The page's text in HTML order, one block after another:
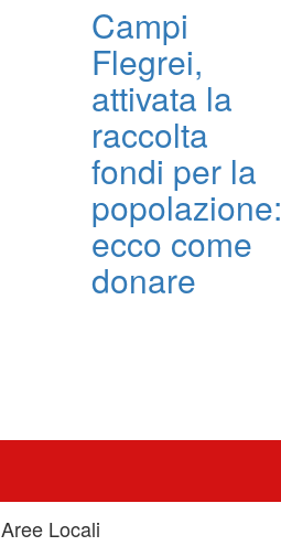
Campi
Flegrei,
attivata la
raccolta
fondi per la
popolazione:
ecco come
donare
Aree Locali